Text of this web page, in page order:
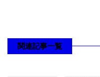
関連記事一覧